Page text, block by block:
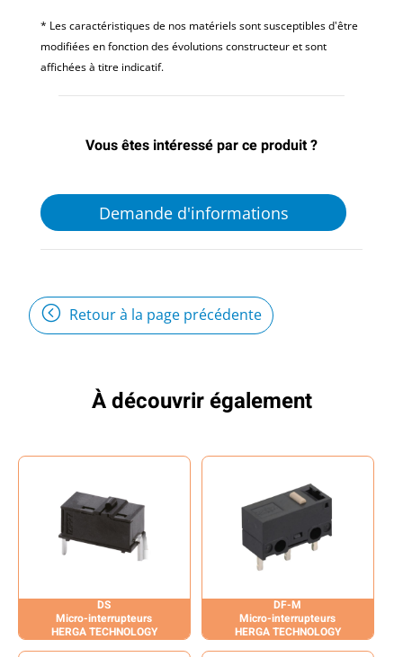
* Les caractéristiques de nos matériels sont susceptibles d'être
modifiées en fonction des évolutions constructeur et sont
affichées à titre indicatif.
Vous êtes intéressé par ce produit ?
Demande d'informations
Retour à la page précédente
À découvrir également
DS
Micro-interrupteurs
HERGA TECHNOLOGY
DF-M
Micro-interrupteurs
HERGA TECHNOLOGY